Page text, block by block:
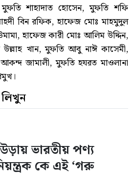
শাহাদাত হোসেন, মুফতি শফি
বিন রফিক, হাফেজ মোঃ মাহমুদুল
হাফেজ কারী মোঃ আলিম উদ্দিন,
উল্লাহ খান, মুফতি আবু নাঈ কাসেমী,
জামালী, মুফতি হযরত মাওলানা
ভারতীয় পণ্য
কে এই ‘গরু